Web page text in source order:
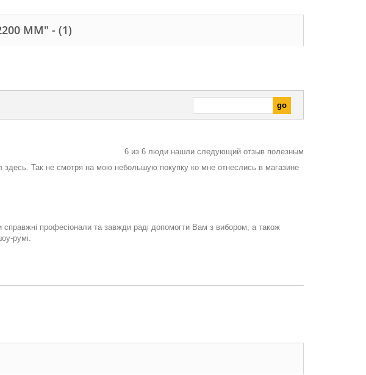
ММ" - (1)
6 из 6 люди нашли следующий отзыв полезным
Так не смотря на мою небольшую покупку ко мне отнеслись в магазине
професіонали та завжди раді допомогти Вам з вибором, а також
румі.